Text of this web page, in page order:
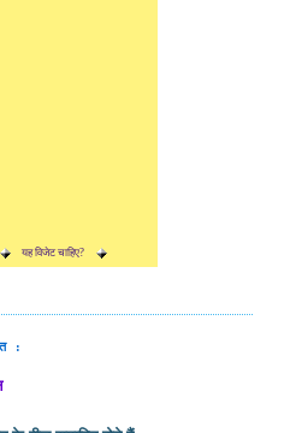
होने लगी है
यह विजेट चाहिए?
: